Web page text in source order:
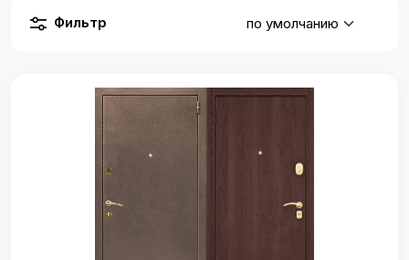
Фильтр